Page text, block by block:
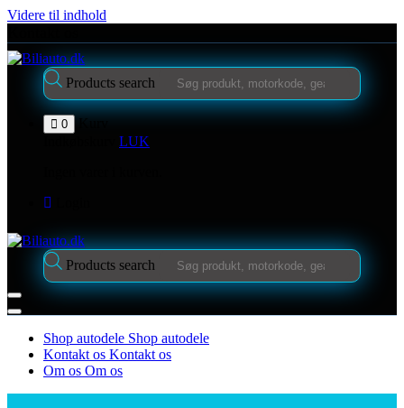
Videre til indhold
Products search
0
LUK
Products search
Shop autodele Shop autodele
Kontakt os Kontakt os
Om os Om os